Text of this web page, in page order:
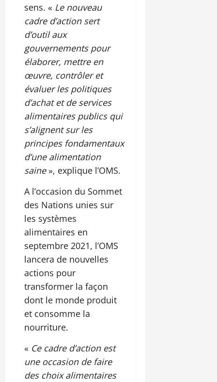
sens. « Le nouveau
cadre d’action sert
d’outil aux
gouvernements pour
élaborer, mettre en
œuvre, contrôler et
évaluer les politiques
d’achat et de services
alimentaires publics qui
s’alignent sur les
principes fondamentaux
d’une alimentation
saine», explique l’OMS.
A l’occasion du Sommet
des Nations unies sur
les systèmes
alimentaires en
septembre 2021, l’OMS
lancera de nouvelles
actions pour
transformer la façon
dont le monde produit
et consomme la
nourriture.
« Ce cadre d’action est
une occasion de faire
des choix alimentaires